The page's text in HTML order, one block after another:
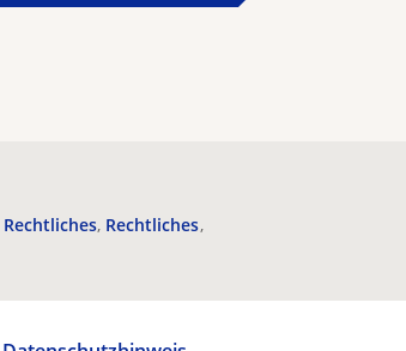
Rechtliches Rechtliches